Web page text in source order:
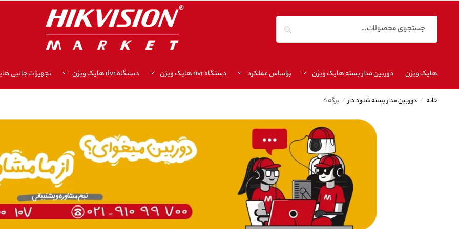
هایک ویژن دوربین مدار بسته هایک ویژن براساس عملکرد دستگاه nvr هایک ویژن دستگاه dvr هایک ویژن تجهیزات جانبی
خانه / دوربین مدار بسته شنود دار / برگه 6